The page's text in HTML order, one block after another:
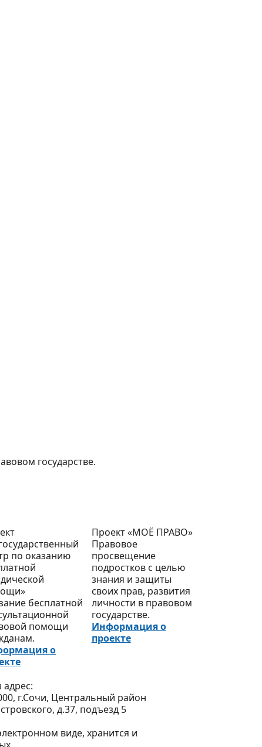
государстве.
по оказанию
бесплатной
помощи
о
Проект «МОЁ ПРАВО»
Правовое
просвещение
подростков с целью
знания и защиты
своих прав, развития
личности в правовом
государстве.
Информация о
проекте
г.Сочи, Центральный район
д.37, подъезд 5
виде, хранится и